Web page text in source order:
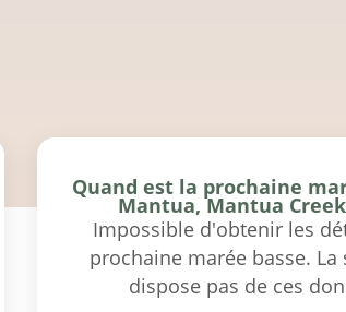
Quand est la prochaine
Mantua, Mantua
Impossible d'obtenir les
prochaine marée basse.
dispose pas de ces